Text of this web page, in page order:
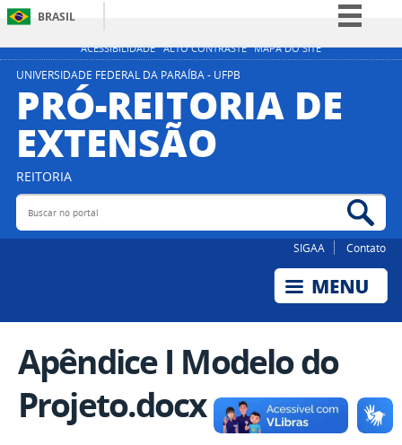
ACESSIBILIDADE ALTO CONTRASTE MAPA DO SITE
BRASIL
Simplifique!
Participe
UNIVERSIDADE FEDERAL DA PARAÍBA - UFPB
PRÓ-REITORIA DE
EXTENSÃO
REITORIA
Buscar no portal
SIGAA Contato
Apêndice I Modelo do
Projeto.docx